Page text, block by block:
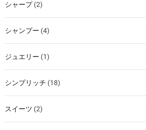
シャープ(2)
シャンプー (4)
ジュエリー (1)
シンプリッチ (18)
スイーツ (2)